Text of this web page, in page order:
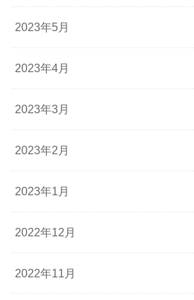
2023年5月
2023年4月
2023年3月
2023年2月
2023年1月
2022年12月
2022年11月